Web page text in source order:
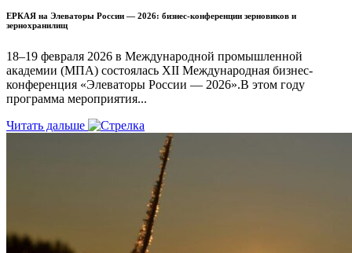
ЕРКАЯ на Элеваторы России — 2026: бизнес-конференции зерновиков и
зернохранилищ
18–19 февраля 2026 в Международной промышленной
академии (МПА) состоялась XII Международная бизнес-
конференция «Элеваторы России — 2026».В этом году
программа мероприятия...
Читать дальше